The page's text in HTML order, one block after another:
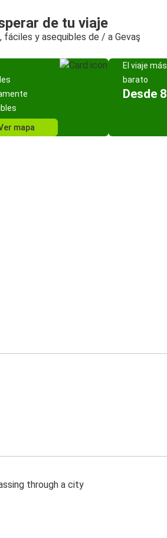
de tu viaje
fáciles y asequibles de / a Gevaş
mapa
El viaje más
barato
Desde